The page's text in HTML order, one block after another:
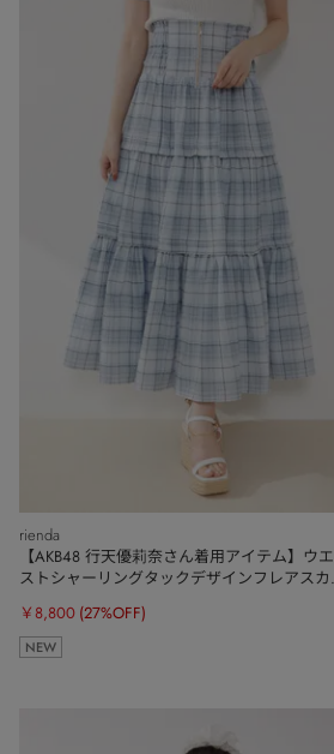
rienda
【AKB48 行天優莉奈さん着用アイテム】ウエ
ストシャーリングタックデザインフレアスカ
￥8,800 (27%OFF)
NEW